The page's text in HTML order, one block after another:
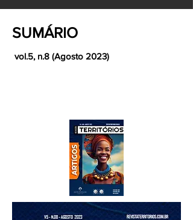
SUMÁRIO
vol.5, n.8 (Agosto 2023)